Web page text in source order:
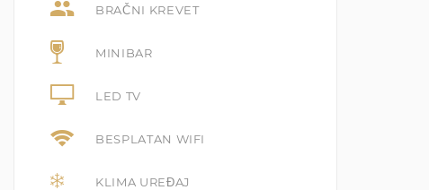
BRAČNI KREVET
MINIBAR
LED TV
BESPLATAN WIFI
KLIMA UREĐAJ